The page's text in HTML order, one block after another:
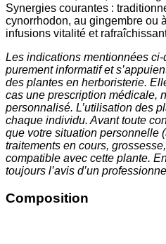
Synergies courantes :
cynorrhodon, au gingembre ou
infusions vitalité et
Les indications mentionnées
purement informatif et
des plantes en herboristerie.
cas une prescription médicale,
personnalisé. L’utilisation des
chaque individu. Avant toute
que votre situation personnelle
traitements en cours,
compatible avec cette plante.
toujours l’avis d’un
Composition